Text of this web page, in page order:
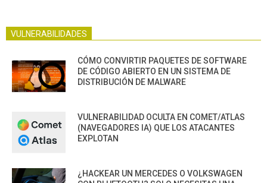
VULNERABILIDADES
CÓMO CONVIRTIR PAQUETES DE SOFTWARE
DE CÓDIGO ABIERTO EN UN SISTEMA DE
DISTRIBUCIÓN DE MALWARE
VULNERABILIDAD OCULTA EN COMET/ATLAS
(NAVEGADORES IA) QUE LOS ATACANTES
EXPLOTAN
¿HACKEAR UN MERCEDES O VOLKSWAGEN